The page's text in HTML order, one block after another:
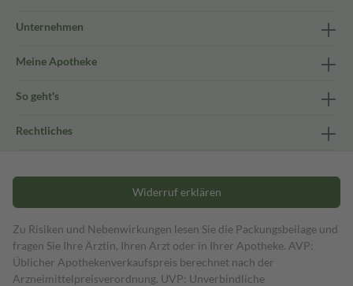
Unternehmen
Meine Apotheke
So geht's
Rechtliches
Widerruf erklären
Zu Risiken und Nebenwirkungen lesen Sie die Packungsbeilage und
fragen Sie Ihre Ärztin, Ihren Arzt oder in Ihrer Apotheke. AVP:
Üblicher Apothekenverkaufspreis berechnet nach der
Arzneimittelpreisverordnung. UVP: Unverbindliche